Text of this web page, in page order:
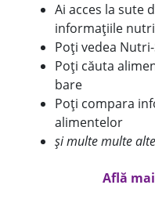
Ai acces la sute
informațiile
Poți vedea
Poți căuta
bare
Poți compara
alimentelor
și multe multe
Află